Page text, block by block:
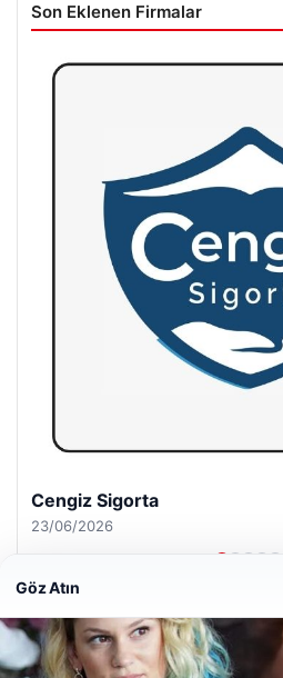
Son Eklenen Firmalar
Hastaş Beton
26/05/2026
Göz Atın